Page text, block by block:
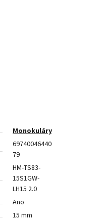
Monokuláry
69740046440
79
HM-TS83-
15S1GW-
LH15 2.0
Ano
15 mm